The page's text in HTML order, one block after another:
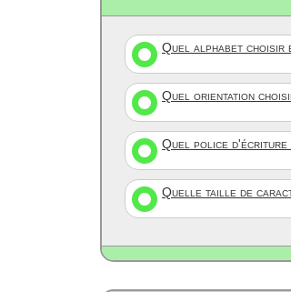
Quel alphabet choisir
Quel orientation
Quel police d'écriture
Quelle taille de